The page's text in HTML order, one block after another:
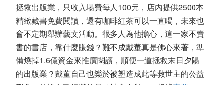
拯救出版業，只收入場費每人100元，店內提供2500本
精緻藏書免費閱讀，還有咖啡紅茶可以一直喝，未來也
會不定期舉辦藝文活動。很多人為他擔心，這一家不賣
書的書店，靠什麼賺錢？難不成戴董真是佛心來著，準
備燒掉1.6億資金來推廣閱讀，順便一道拯救末日夕陽
的出版業？戴董自己也樂於被塑造成此等救世主的公益